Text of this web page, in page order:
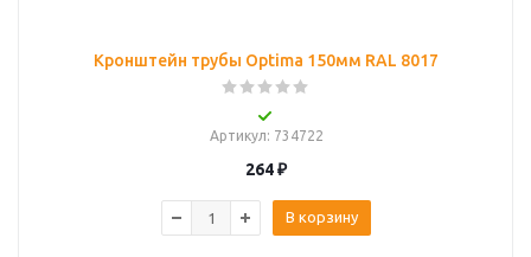
Кронштейн трубы Optima 150мм RAL 8017
Артикул: 734722
264₽
В корзину